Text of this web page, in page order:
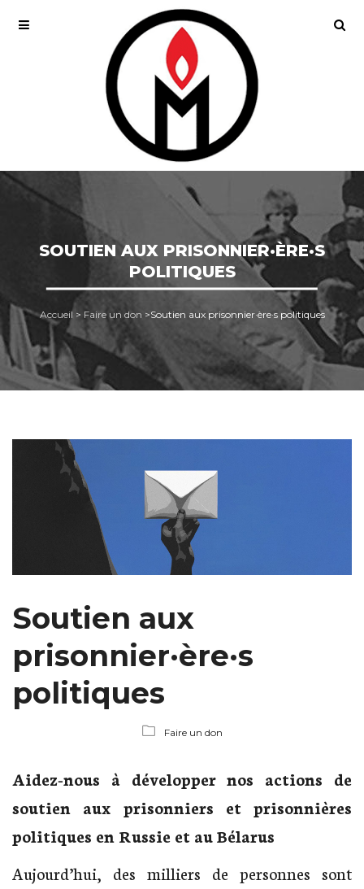
SOUTIEN AUX PRISONNIER·ÈRE·S
POLITIQUES
Accueil> Faire un don >Soutien aux prisonnier·ère·s politiques
Soutien aux
prisonnier·ère·s
politiques
Faire un don
Aidez-nous à développer nos actions de
soutien aux prisonniers et prisonnières
politiques en Russie et au Bélarus
Aujourd’hui, des milliers de personnes sont